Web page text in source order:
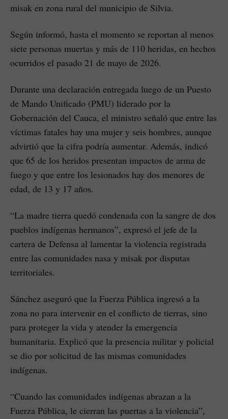
misak en zona rural del municipio de Silvia.
Según informó, hasta el momento se reportan al menos
siete personas muertas y más de 110 heridas, en hechos
ocurridos el pasado 21 de mayo de 2026.
Durante una declaración entregada luego de un Puesto
de Mando Unificado (PMU) liderado por la
Gobernación del Cauca, el ministro señaló que entre las
víctimas fatales hay una mujer y seis hombres, aunque
advirtió que la cifra podría aumentar. Además, indicó
que 65 de los heridos presentan impactos de arma de
fuego y que entre los lesionados hay dos menores de
edad, de 13 y 17 años.
“La madre tierra quedó condenada con la sangre de dos
pueblos indígenas hermanos”, expresó el jefe de la
cartera de Defensa al lamentar la violencia registrada
entre las comunidades nasa y misak por disputas
territoriales.
Sánchez aseguró que la Fuerza Pública ingresó a la
zona no para intervenir en el conflicto de tierras, sino
para proteger la vida y atender la emergencia
humanitaria. Explicó que la presencia militar y policial
se dio por solicitud de las mismas comunidades
indígenas.
“Cuando las comunidades indígenas abrazan a la
Fuerza Pública, le cierran las puertas a la violencia”,